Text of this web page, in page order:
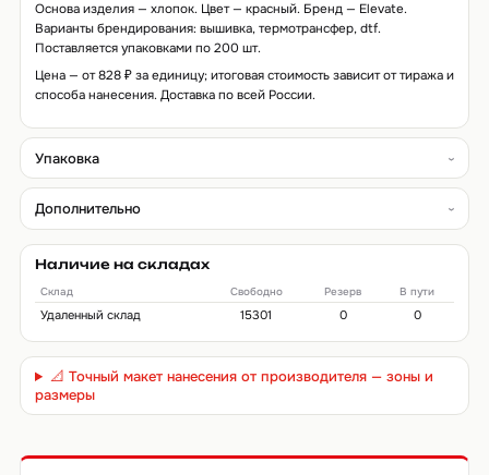
Основа изделия — хлопок. Цвет — красный. Бренд — Elevate.
Варианты брендирования: вышивка, термотрансфер, dtf.
Поставляется упаковками по 200 шт.
Цена — от 828 ₽ за единицу; итоговая стоимость зависит от тиража и
способа нанесения. Доставка по всей России.
Упаковка
Дополнительно
Наличие на складах
Склад Свободно Резерв В пути
Удаленный склад 15301 0 0
📐 Точный макет нанесения от производителя — зоны и
размеры